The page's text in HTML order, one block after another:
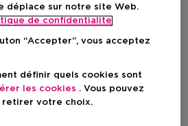
déplace sur notre site Web.
de confidentialite
“Accepter”, vous acceptez
définir quels cookies sont
les cookies . Vous pouvez
retirer votre choix.